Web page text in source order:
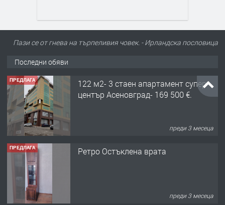
Пази се от гнева на търпеливия човек. - Ирландскa пословицa
Последни обяви
ПРЕДЛАГА
122 м2- 3 стаен апартамент супер
център Асеновград- 169 500 €.
преди 3 месеца
ПРЕДЛАГА Ретро Остъклена врата
преди 3 месеца